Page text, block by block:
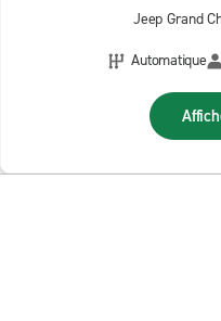
Jeep Grand
Automatique